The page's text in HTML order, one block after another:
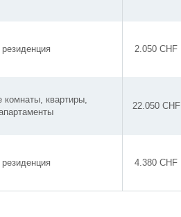
резиденция 2.050 CHF
комнаты, квартиры,
22.050 CHF
резиденция 4.380 CHF